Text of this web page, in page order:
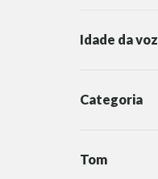
Idade da voz
Categoria
Tom